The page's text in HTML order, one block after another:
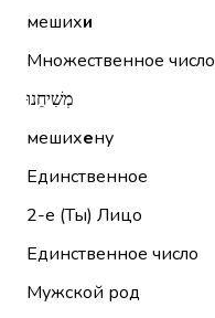
мешихи
Множественное число
מְשִׁיחֵנוּ
мешихену
Единственное
2-е (Ты) Лицо
Единственное число
Мужской род